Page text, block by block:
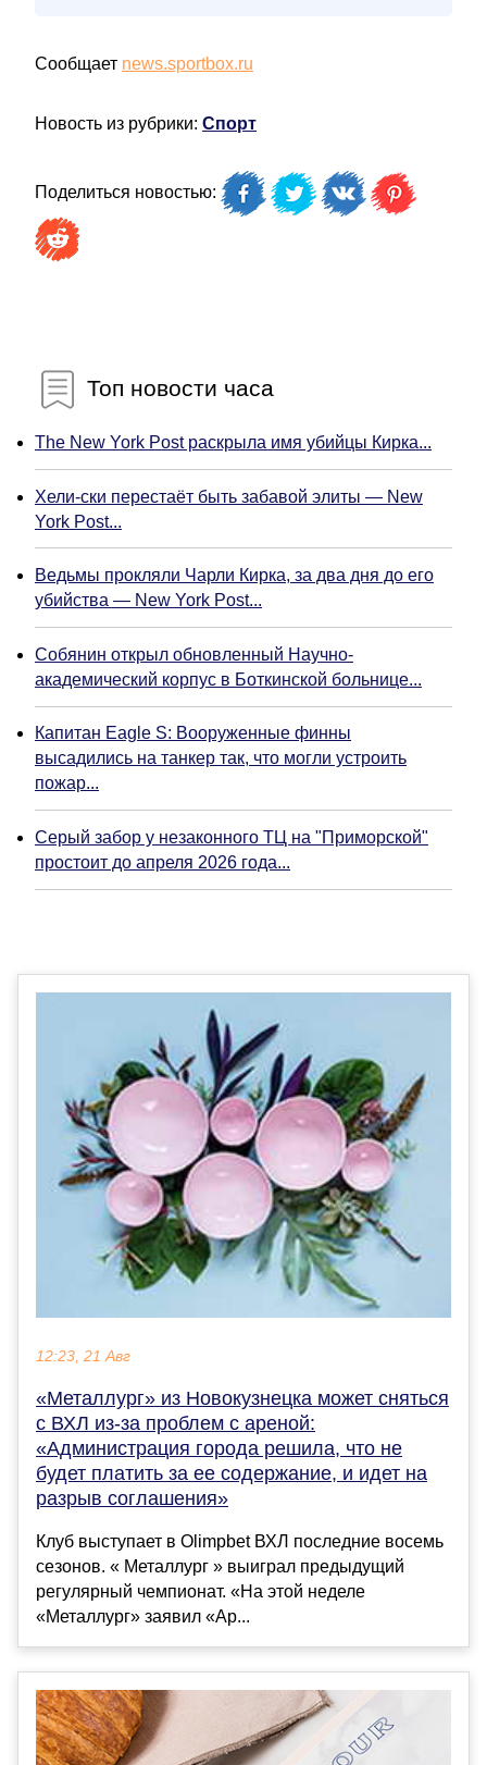
Сообщает news.sportbox.ru
Новость из рубрики: Спорт
Поделиться новостью:
Топ новости часа
The New York Post раскрыла имя убийцы Кирка...
Хели-ски перестаёт быть забавой элиты — New
York Post...
Ведьмы прокляли Чарли Кирка, за два дня до его
убийства — New York Post...
Собянин открыл обновленный Научно-
академический корпус в Боткинской больнице...
Капитан Eagle S: Вооруженные финны
высадились на танкер так, что могли устроить
пожар...
Серый забор у незаконного ТЦ на "Приморской"
простоит до апреля 2026 года...
12:23, 21 Авг
«Металлург» из Новокузнецка может сняться
с ВХЛ из-за проблем с ареной:
«Администрация города решила, что не
будет платить за ее содержание, и идет на
разрыв соглашения»
Клуб выступает в Olimpbet ВХЛ последние восемь
сезонов. « Металлург » выиграл предыдущий
регулярный чемпионат. «На этой неделе
«Металлург» заявил «Ар...